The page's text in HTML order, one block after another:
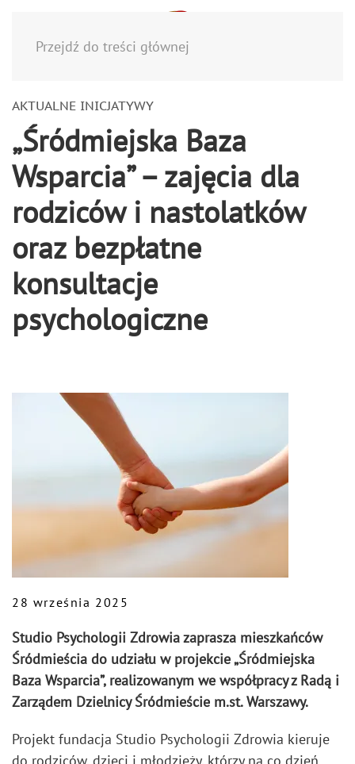
Przejdź do treści głównej
AKTUALNE INICJATYWY
„Śródmiejska Baza
Wsparcia” – zajęcia dla
rodziców i nastolatków
oraz bezpłatne
konsultacje
psychologiczne
28 września 2025
Studio Psychologii Zdrowia zaprasza mieszkańców
Śródmieścia do udziału w projekcie „Śródmiejska
Baza Wsparcia”, realizowanym we współpracy z Radą i
Zarządem Dzielnicy Śródmieście m.st. Warszawy.
Projekt fundacja Studio Psychologii Zdrowia kieruje